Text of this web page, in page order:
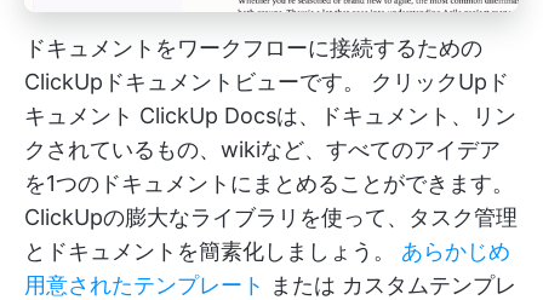
ドキュメントをワークフローに接続するための
ClickUpドキュメントビューです。 クリックUpド
キュメント ClickUp Docsは、ドキュメント、リン
クされているもの、wikiなど、すべてのアイデア
を1つのドキュメントにまとめることができます。
ClickUpの膨大なライブラリを使って、タスク管理
とドキュメントを簡素化しましょう。 あらかじめ
用意されたテンプレート または カスタムテンプレ